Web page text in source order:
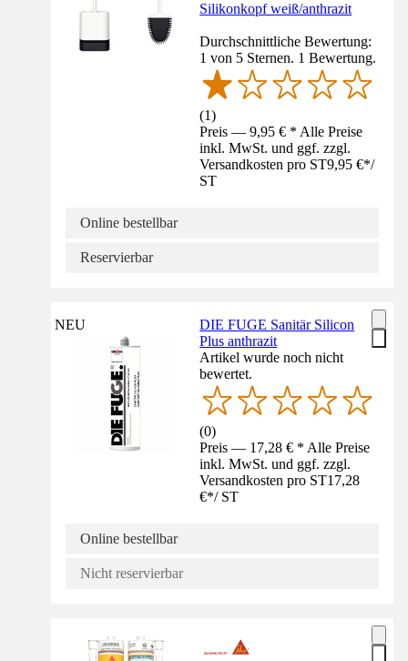
Silikonkopf weiß/anthrazit
Durchschnittliche Bewertung:
1 von 5 Sternen. 1 Bewertung.
(1)
Preis — 9,95 € * Alle Preise
inkl. MwSt. und ggf. zzgl.
Versandkosten pro ST9,95 €*/
ST
Online bestellbar
Reservierbar
NEU
DIE FUGE Sanitär Silicon
Plus anthrazit
Artikel wurde noch nicht
bewertet.
(0)
Preis — 17,28 € * Alle Preise
inkl. MwSt. und ggf. zzgl.
Versandkosten pro ST17,28
€*/ ST
Online bestellbar
Nicht reservierbar